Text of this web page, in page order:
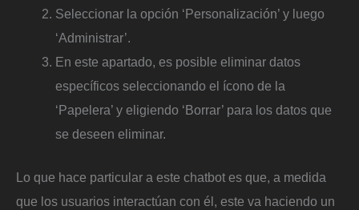
Seleccionar la opción ‘Personalización’ y luego
‘Administrar’.
En este apartado, es posible eliminar datos
específicos seleccionando el ícono de la
‘Papelera’ y eligiendo ‘Borrar’ para los datos que
se deseen eliminar.
Lo que hace particular a este chatbot es que, a medida
que los usuarios interactúan con él, este va haciendo un